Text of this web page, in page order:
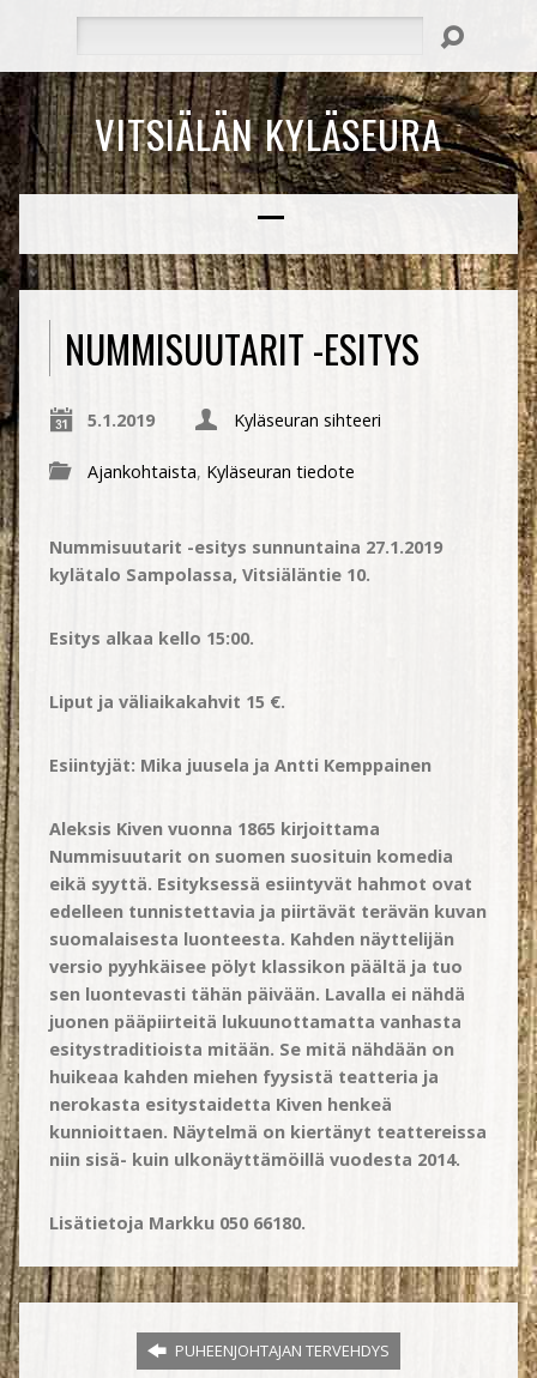
VITSIÄLÄN KYLÄSEURA
NUMMISUUTARIT -ESITYS
5.1.2019 Kyläseuran sihteeri
Ajankohtaista, Kyläseuran tiedote
Nummisuutarit -esitys sunnuntaina 27.1.2019
kylätalo Sampolassa, Vitsiäläntie 10.
Esitys alkaa kello 15:00.
Liput ja väliaikakahvit 15 €.
Esiintyjät: Mika juusela ja Antti Kemppainen
Aleksis Kiven vuonna 1865 kirjoittama
Nummisuutarit on suomen suosituin komedia
eikä syyttä. Esityksessä esiintyvät hahmot ovat
edelleen tunnistettavia ja piirtävät terävän kuvan
suomalaisesta luonteesta. Kahden näyttelijän
versio pyyhkäisee pölyt klassikon päältä ja tuo
sen luontevasti tähän päivään. Lavalla ei nähdä
juonen pääpiirteitä lukuunottamatta vanhasta
esitystraditioista mitään. Se mitä nähdään on
huikeaa kahden miehen fyysistä teatteria ja
nerokasta esitystaidetta Kiven henkeä
kunnioittaen. Näytelmä on kiertänyt teattereissa
niin sisä- kuin ulkonäyttämöillä vuodesta 2014.
Lisätietoja Markku 050 66180.
PUHEENJOHTAJAN TERVEHDYS